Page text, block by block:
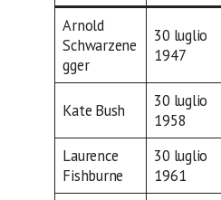
Arnold
Schwarzene
gger
30 luglio
1947
Kate Bush
30 luglio
1958
Laurence
Fishburne
30 luglio
1961